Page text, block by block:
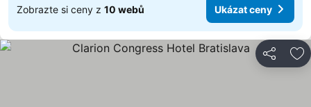
Zobrazte si ceny z 10 webů Ukázat ceny
Sdílet